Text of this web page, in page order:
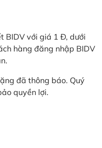
BIDV với giá 1 Đ, dưới
hàng đăng nhập BIDV
đã thông báo. Quý
quyền lợi.